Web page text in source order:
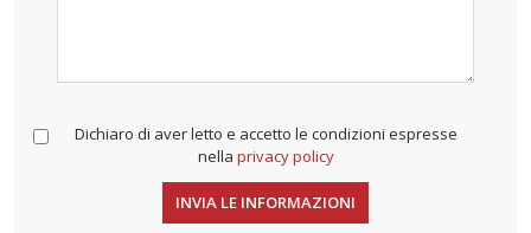
Dichiaro di aver letto e accetto le condizioni espresse
nella privacy policy